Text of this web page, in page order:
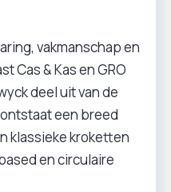
vakmanschap en
Cas & Kas en GRO
deel uit van de
een breed
klassieke kroketten
en circulaire